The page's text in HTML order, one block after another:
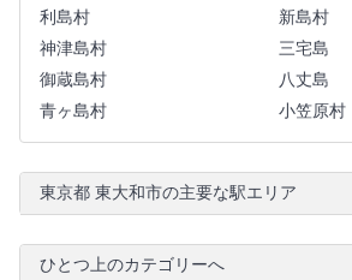
利島村
新島村
神津島村
三宅島
御蔵島村
八丈島
青ヶ島村
小笠原村
東京都 東大和市の主要な駅エリア
ひとつ上のカテゴリーへ